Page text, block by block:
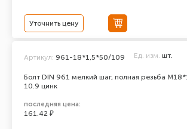
Уточнить цену
Болт DIN 961 мелкий шаг, полная резьба
10.9 цинк
Артикул: 961-18*1,5*50/109 Ед. изм. шт.
последняя цена:
161.42 ₽